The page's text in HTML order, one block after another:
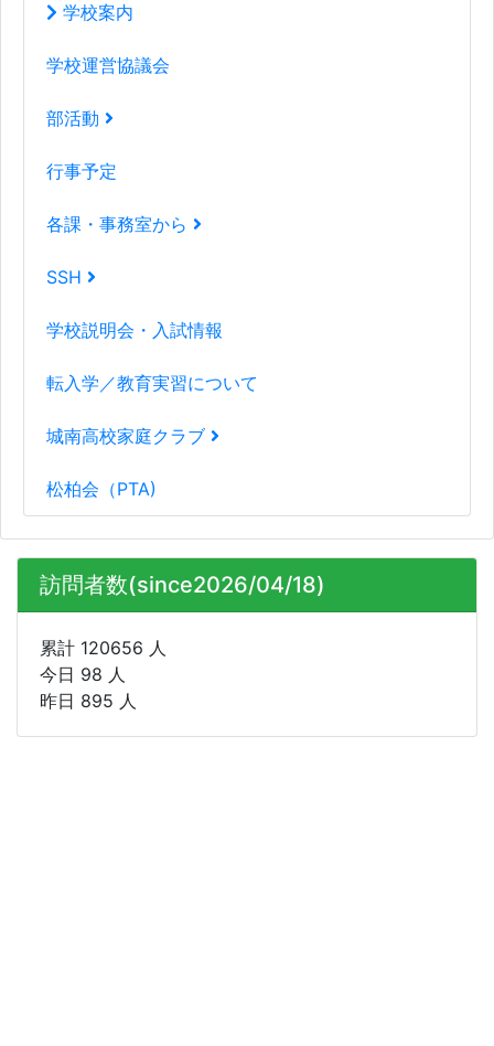
学校案内
学校運営協議会
部活動
行事予定
各課・事務室から
SSH
学校説明会・入試情報
転入学／教育実習について
城南高校家庭クラブ
松柏会（PTA)
訪問者数(since2026/04/18)
累計 120656 人
今日 98 人
昨日 895 人